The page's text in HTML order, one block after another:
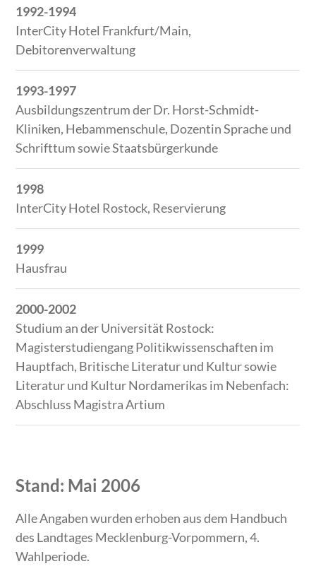
1992-1994
InterCity Hotel Frankfurt/Main,
Debitorenverwaltung
1993-1997
Ausbildungszentrum der Dr. Horst-Schmidt-
Kliniken, Hebammenschule, Dozentin Sprache und
Schrifttum sowie Staatsbürgerkunde
1998
InterCity Hotel Rostock, Reservierung
1999
Hausfrau
2000-2002
Studium an der Universität Rostock:
Magisterstudiengang Politikwissenschaften im
Hauptfach, Britische Literatur und Kultur sowie
Literatur und Kultur Nordamerikas im Nebenfach:
Abschluss Magistra Artium
Stand: Mai 2006
Alle Angaben wurden erhoben aus dem Handbuch
des Landtages Mecklenburg-Vorpommern, 4.
Wahlperiode.